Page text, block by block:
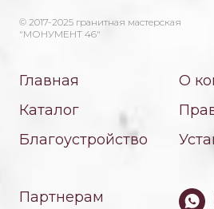
© 2017-2025 гранитная мастерская
"МОНУМЕНТ 46"
Главная
Каталог
Благоустройство
О
Партнерам